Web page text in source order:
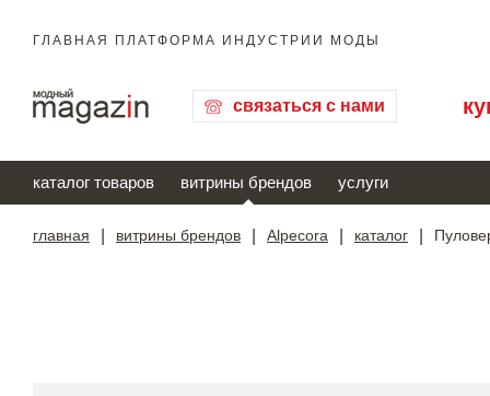
ГЛАВНАЯ ПЛАТФОРМА ИНДУСТРИИ МОДЫ
связаться с нами
каталог товаров витрины брендов услуги
главная витрины брендов Alpecora каталог